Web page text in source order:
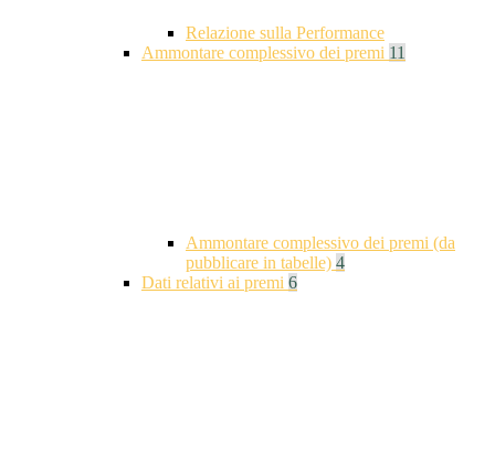
Relazione sulla Performance
Ammontare complessivo dei premi 11
Ammontare complessivo dei premi (da
pubblicare in tabelle) 4
Dati relativi ai premi 6